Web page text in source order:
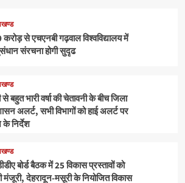
से एचएनबी गढ़वाल विश्वविद्यालय में
संरचना होगी सुदृढ
से बहुत भारी वर्षा की चेतावनी के बीच जिला
अलर्ट, सभी विभागों को हाई अलर्ट पर
निर्देश
बोर्ड बैठक में 25 विकास प्रस्तावों को
मंजूरी, देहरादून-मसूरी के नियोजित विकास